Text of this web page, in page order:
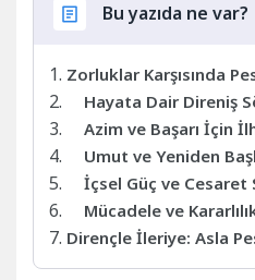
Bu yazıda ne var?
Zorluklar Karşısında
Hayata Dair Direniş
Azim ve Başarı İçin
Umut ve Yeniden
İçsel Güç ve Cesaret
Mücadele ve
Dirençle İleriye: Asla